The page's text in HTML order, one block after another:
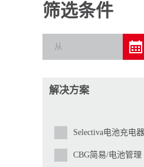
筛选条件
解决方案
Selectiva电池充电器
CBG简易/电池管理